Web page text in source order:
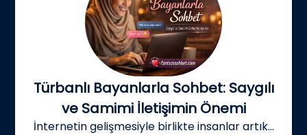
Türbanlı Bayanlarla Sohbet: Saygılı
ve Samimi İletişimin Önemi
İnternetin gelişmesiyle birlikte insanlar artık...